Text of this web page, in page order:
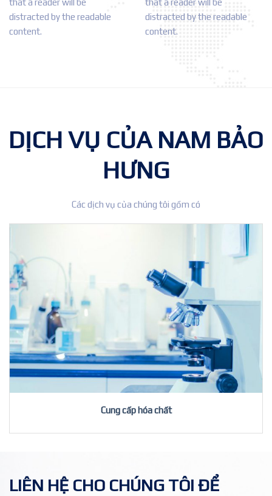
that a reader will be
distracted by the readable
content.
that a reader will be
distracted by the readable
content.
DỊCH VỤ CỦA NAM BẢO
HƯNG
Các dịch vụ của chúng tôi gồm có
Cung cấp hóa chất
LIÊN HỆ CHO CHÚNG TÔI ĐỂ